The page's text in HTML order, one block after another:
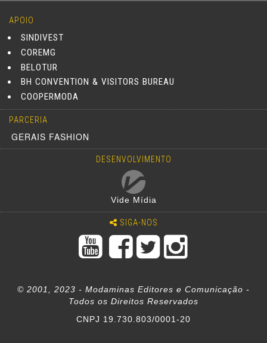
APOIO
SINDIVEST
COREMG
BELOTUR
BH CONVENTION & VISITORS BUREAU
COOPERMODA
PARCERIA
GERAIS FASHION
DESENVOLVIMENTO
Vide Mídia
SIGA-NOS
© 2001, 2023 - Modaminas Editores e Comunicação -
Todos os Direitos Reservados
CNPJ 19.730.803/0001-20